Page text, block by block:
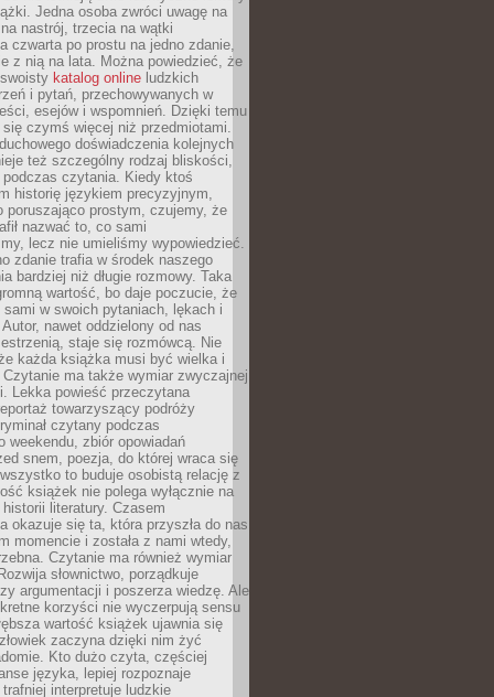
Jedna osoba zwróci uwagę na
nastrój, trzecia na wątki
czwarta po prostu na jedno zdanie,
z nią na lata. Można powiedzieć, że
katalog online ludzkich
i pytań, przechowywanych w
esejów i wspomnień. Dzięki temu
czymś więcej niż przedmiotami.
doświadczenia kolejnych
też szczególny rodzaj bliskości,
czytania. Kiedy ktoś
historię językiem precyzyjnym,
poruszająco prostym, czujemy, że
nazwać to, co sami
lecz nie umieliśmy wypowiedzieć.
zdanie trafia w środek naszego
bardziej niż długie rozmowy. Taka
wartość, bo daje poczucie, że
w swoich pytaniach, lękach i
nawet oddzielony od nas
staje się rozmówcą. Nie
każda książka musi być wielka i
Czytanie ma także wymiar zwyczajnej
Lekka powieść przeczytana
towarzyszący podróży
czytany podczas
weekendu, zbiór opowiadań
snem, poezja, do której wraca się
to buduje osobistą relację z
książek nie polega wyłącznie na
literatury. Czasem
okazuje się ta, która przyszła do nas
momencie i została z nami wtedy,
Czytanie ma również wymiar
słownictwo, porządkuje
argumentacji i poszerza wiedzę. Ale
korzyści nie wyczerpują sensu
wartość książek ujawnia się
zaczyna dzięki nim żyć
Kto dużo czyta, częściej
języka, lepiej rozpoznaje
interpretuje ludzkie